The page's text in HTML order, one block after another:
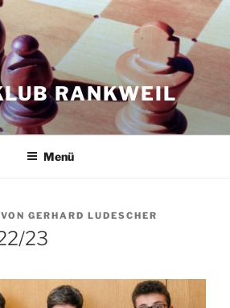
RANKWEIL
Menü
VON GERHARD LUDESCHER
23